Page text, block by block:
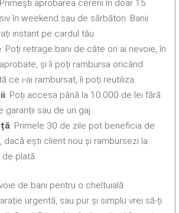
aprobarea cererii în doar 15
în weekend sau de sărbători. Banii
instant pe cardul tău.
: Poți retrage bani de câte ori ai nevoie, în
și îi poți rambursa oricând
ce i-ai rambursat, îi poți reutiliza.
: Poți accesa până la 10.000 de lei fără
garanții sau de un gaj.
: Primele 30 de zile pot beneficia de
dacă ești client nou și rambursezi la
plată.
de bani pentru o cheltuială
urgentă, sau pur și simplu vrei să-ți